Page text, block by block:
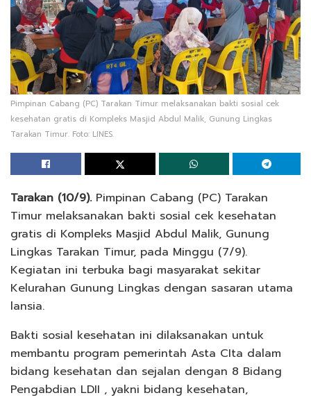
Pimpinan Cabang (PC) Tarakan Timur melaksanakan bakti sosial cek
kesehatan gratis di Kompleks Masjid Abdul Malik, Gunung Lingkas
Tarakan Timur. Foto: LINES.
Tarakan (10/9).Pimpinan Cabang (PC) Tarakan
Timur melaksanakan bakti sosial cek kesehatan
gratis di Kompleks Masjid Abdul Malik, Gunung
Lingkas Tarakan Timur, pada Minggu (7/9).
Kegiatan ini terbuka bagi masyarakat sekitar
Kelurahan Gunung Lingkas dengan sasaran utama
lansia.
Bakti sosial kesehatan ini dilaksanakan untuk
membantu program pemerintah Asta CIta dalam
bidang kesehatan dan sejalan dengan 8 Bidang
Pengabdian LDII , yakni bidang kesehatan,